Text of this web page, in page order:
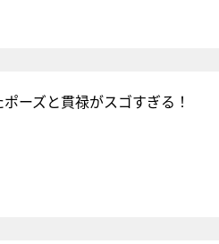
ーズと貫禄がスゴすぎる！